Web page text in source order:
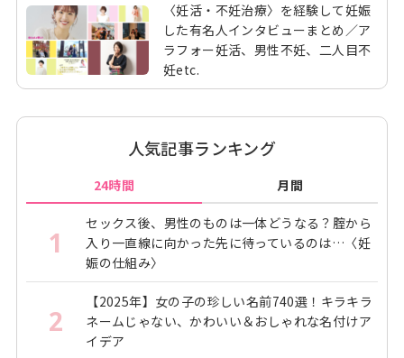
〈妊活・不妊治療〉を経験して妊娠
した有名人インタビューまとめ／ア
ラフォー妊活、男性不妊、二人目不
妊etc.
人気記事ランキング
24時間 月間
1
セックス後、男性のものは一体どうなる？腟から
入り一直線に向かった先に待っているのは…〈妊
娠の仕組み〉
2
【2025年】女の子の珍しい名前740選！キラキラ
ネームじゃない、かわいい＆おしゃれな名付けア
イデア